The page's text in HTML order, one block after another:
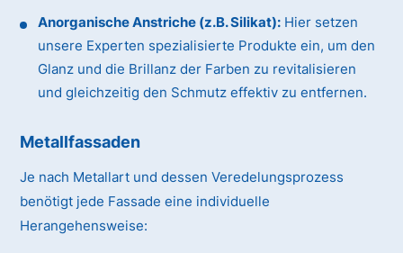
Anorganische Anstriche (z.B. Silikat): Hier setzen
unsere Experten spezialisierte Produkte ein, um den
Glanz und die Brillanz der Farben zu revitalisieren
und gleichzeitig den Schmutz effektiv zu entfernen.
Metallfassaden
Je nach Metallart und dessen Veredelungsprozess
benötigt jede Fassade eine individuelle
Herangehensweise: